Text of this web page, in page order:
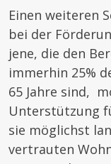
Einen weiteren
bei der
jene, die den
immerhin 25%
65 Jahre sind,
Unterstützung
sie möglichst
vertrauten